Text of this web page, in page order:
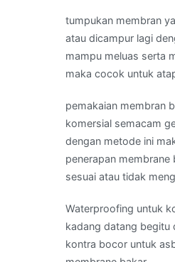
tumpukan membran
atau dicampur lagi
mampu meluas serta
maka cocok untuk
pemakaian membran
komersial semacam
dengan metode ini
penerapan
sesuai atau tidak
Waterproofing untuk
kadang datang begitu
kontra bocor untuk